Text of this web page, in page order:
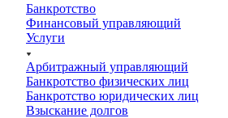
Банкротство
Финансовый управляющий
Услуги
Арбитражный управляющий
Банкротство физических лиц
Банкротство юридических лиц
Взыскание долгов